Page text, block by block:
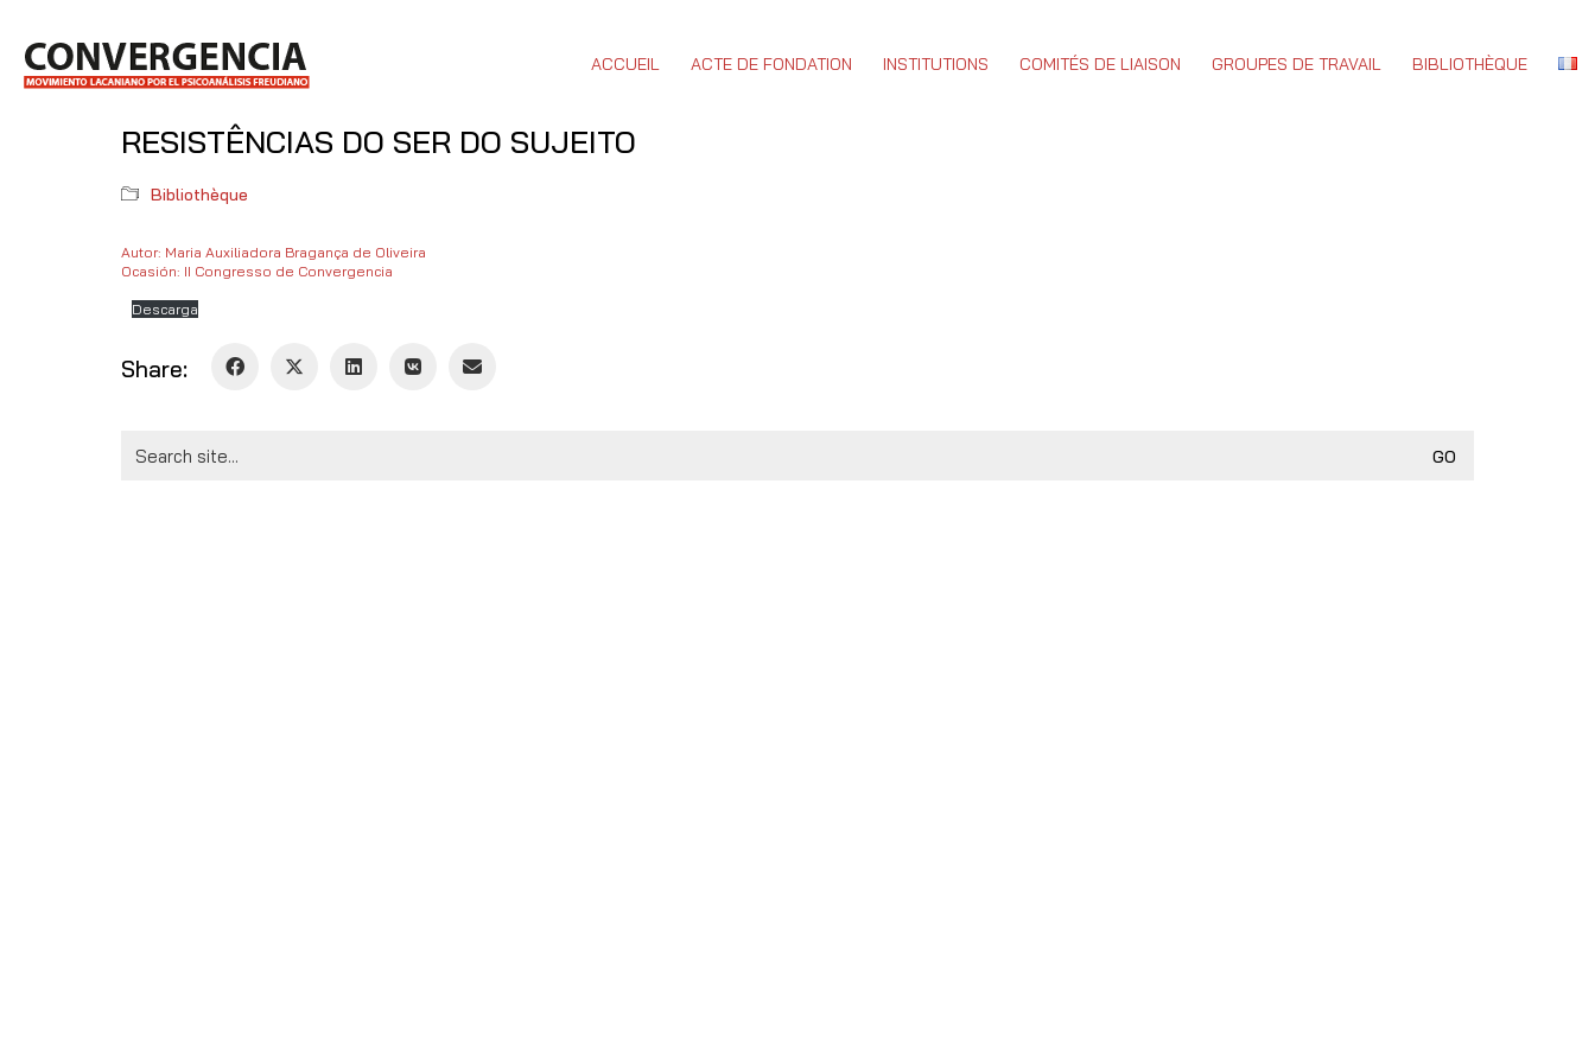
ACCUEIL ACTE DE FONDATION INSTITUTIONS COMITÉS DE LIAISON GROUPES DE TRAVAIL BIBLIOTHÈQUE
RESISTÊNCIAS DO SER DO SUJEITO
Bibliothèque
Autor: Maria Auxiliadora Bragança de Oliveira
Ocasión: II Congresso de Convergencia
Descarga
Share:
for: